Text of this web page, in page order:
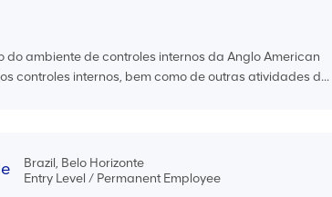
ambiente de controles internos da Anglo American
controles internos, bem como de outras atividades d...
Brazil, Belo Horizonte
Entry Level / Permanent Employee